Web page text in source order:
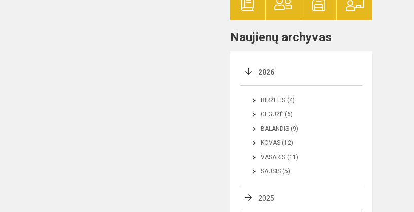
Naujienų archyvas
2026
BIRŽELIS (4)
GEGUŽĖ (6)
BALANDIS (9)
KOVAS (12)
VASARIS (11)
SAUSIS (5)
2025